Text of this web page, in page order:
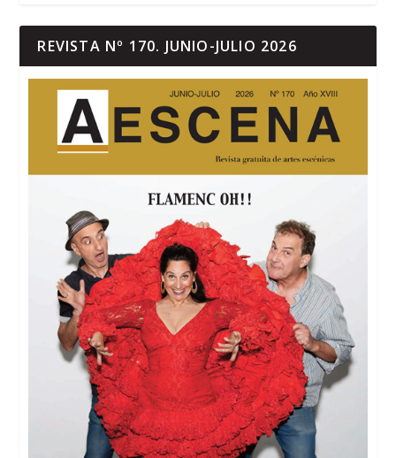
REVISTA Nº 170. JUNIO-JULIO 2026